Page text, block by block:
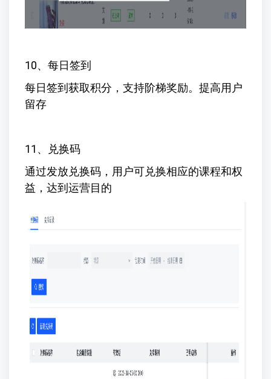
10、每日签到
每日签到获取积分，支持阶梯奖励。提高用户
留存
11、兑换码
通过发放兑换码，用户可兑换相应的课程和权
益，达到运营目的